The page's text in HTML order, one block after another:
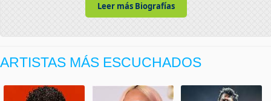
Leer más Biografías
ARTISTAS MÁS ESCUCHADOS